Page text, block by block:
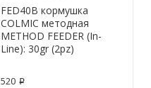
FED40B кормушка
COLMIC методная
METHOD FEEDER (In-
Line): 30gr (2pz)
520 p